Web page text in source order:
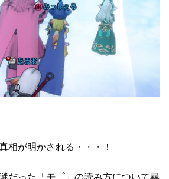
相が明かされる・・・！
だった「 モ゜ 」の読み方について尋